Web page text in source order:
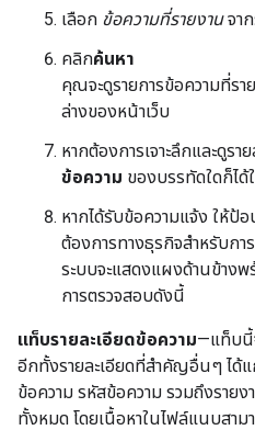
เลือก ข้อความที่รายงานจา
คลิกค้นหา
คุณจะดูรายการข้อความที่ร
ล่างของหน้าเว็บ
หากต้องการเจาะลึกและดูรา
ข้อความ ของบรรทัดใดก็ไ
หากได้รับข้อความแจ้ง ให้ป้
ต้องการทางธุรกิจสำหรับกา
ระบบจะแสดงแผงด้านข้างพ
การตรวจสอบดังนี้
แท็บรายละเอียดข้อความ—แท็บนี้
อีกทั้งรายละเอียดที่สำคัญอื่นๆ ได้
ข้อความ รหัสข้อความ รวมถึงราย
ทั้งหมด โดยเนื้อหาในไฟล์แนบสาม